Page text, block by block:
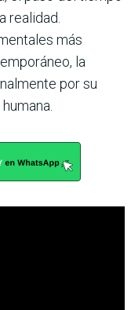
realidad.
más
la
por su